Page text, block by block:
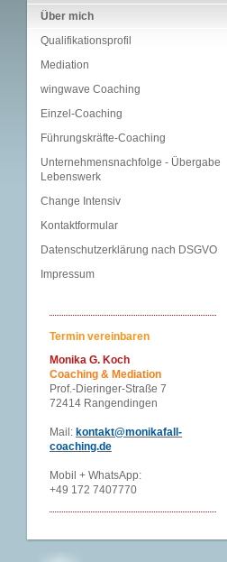
Über mich
Qualifikationsprofil
Mediation
wingwave Coaching
Einzel-Coaching
Führungskräfte-Coaching
Unternehmensnachfolge - Übergabe
Lebenswerk
Change Intensiv
Kontaktformular
Datenschutzerklärung nach DSGVO
Impressum
Termin vereinbaren
Monika G. Koch
Coaching & Mediation
Prof.-Dieringer-Straße 7
72414 Rangendingen
Mail: kontakt@monikafall-
coaching.de
Mobil + WhatsApp:
+49 172 7407770